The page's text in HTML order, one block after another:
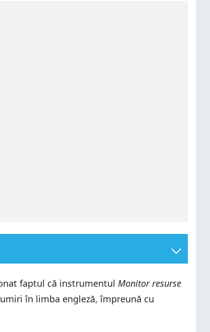
faptul că instrumentul Monitor resurse
în limba engleză, împreună cu